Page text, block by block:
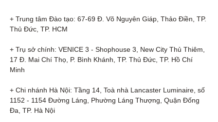
+ Trung tâm Đào tạo: 67-69 Đ. Võ Nguyên Giáp, Thảo Điền, TP.
Thủ Đức, TP. HCM
+ Trụ sở chính: VENICE 3 - Shophouse 3, New City Thủ Thiêm,
17 Đ. Mai Chí Thọ, P. Bình Khánh, TP. Thủ Đức, TP. Hồ Chí
Minh
+ Chi nhánh Hà Nội: Tầng 14, Toà nhà Lancaster Luminaire, số
1152 - 1154 Đường Láng, Phường Láng Thượng, Quận Đống
Đa, TP. Hà Nội